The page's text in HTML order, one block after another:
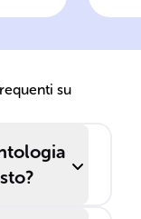
su